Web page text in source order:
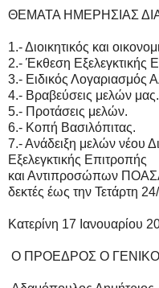
ΘΕΜΑΤΑ ΗΜΕΡΗΣΙΑΣ
1.- Διοικητικός και
2.- Έκθεση Εξελεγκτικής
3.- Ειδικός Λογαριασμός
4.- Βραβεύσεις μελών μας.
5.- Προτάσεις μελών.
6.- Κοπή Βασιλόπιτας.
7.- Ανάδειξη μελών νέου
Εξελεγκτικής Επιτροπής
και Αντιπροσώπων
δεκτές έως την Τετάρτη
Κατερίνη 17 Ιανουαρίου
Ο ΠΡΟΕΔΡΟΣ Ο